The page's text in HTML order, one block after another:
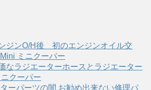
ジンO/H後 初のエンジンオイル交
ミニクーパー
なラジエーターホースとラジエーター
クーパー
ーパーツの闇 お勧め出来ない修理パ